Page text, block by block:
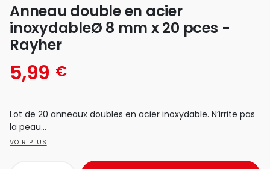
Anneau double en acier
inoxydableØ 8 mm x 20 pces -
Rayher
5,99 €
Lot de 20 anneaux doubles en acier inoxydable. N’irrite pas
la peau...
VOIR PLUS